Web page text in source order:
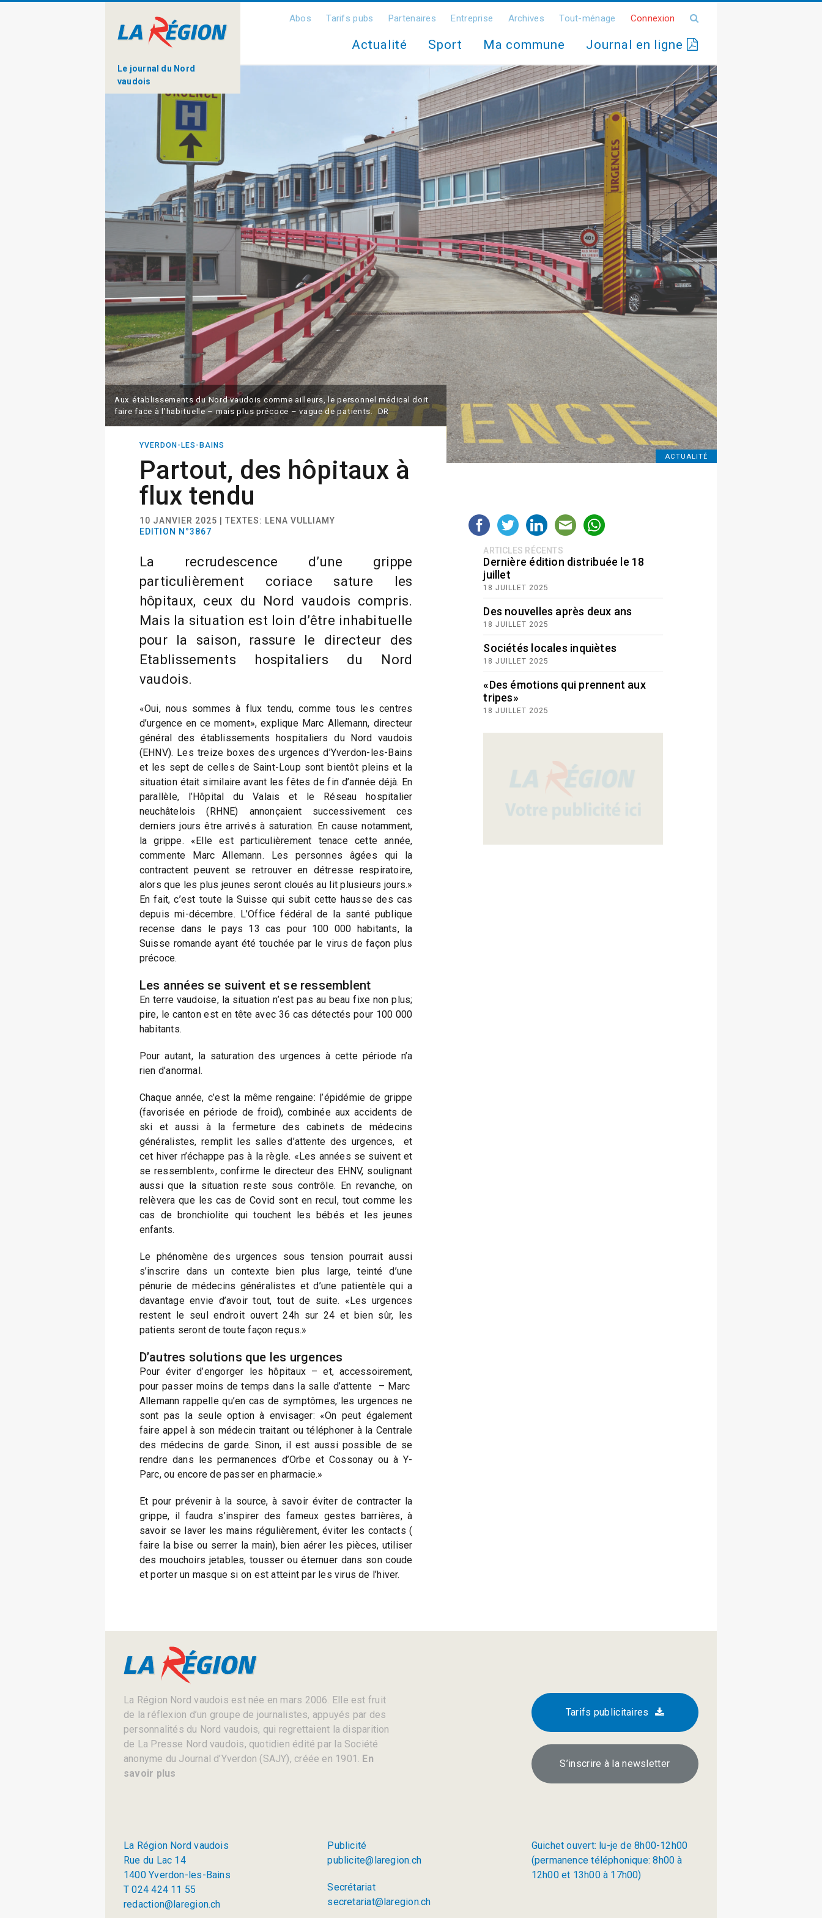
Le journal du Nord
vaudois
Abos Tarifs pubs Partenaires Entreprise Archives Tout-ménage Connexion
Actualité Sport Ma commune Journal en ligne
ACTUALITÉ
Aux établissements du Nord vaudois comme ailleurs, le personnel médical doit
faire face à l’habituelle – mais plus précoce – vague de patients. DR
YVERDON-LES-BAINS
Partout, des hôpitaux à
flux tendu
10 JANVIER 2025 | TEXTES: LENA VULLIAMY
EDITION N°3867
La recrudescence d’une grippe
particulièrement coriace sature les
hôpitaux, ceux du Nord vaudois compris.
Mais la situation est loin d’être inhabituelle
pour la saison, rassure le directeur des
Etablissements hospitaliers du Nord
vaudois.
«Oui, nous sommes à flux tendu, comme tous les centres
d’urgence en ce moment», explique Marc Allemann, directeur
général des établissements hospitaliers du Nord vaudois
(EHNV). Les treize boxes des urgences d’Yverdon-les-Bains
et les sept de celles de Saint-Loup sont bientôt pleins et la
situation était similaire avant les fêtes de fin d’année déjà. En
parallèle, l’Hôpital du Valais et le Réseau hospitalier
neuchâtelois (RHNE) annonçaient successivement ces
derniers jours être arrivés à saturation. En cause notamment,
la grippe. «Elle est particulièrement tenace cette année,
commente Marc Allemann. Les personnes âgées qui la
contractent peuvent se retrouver en détresse respiratoire,
alors que les plus jeunes seront cloués au lit plusieurs jours.»
En fait, c’est toute la Suisse qui subit cette hausse des cas
depuis mi-décembre. L’Office fédéral de la santé publique
recense dans le pays 13 cas pour 100 000 habitants, la
Suisse romande ayant été touchée par le virus de façon plus
précoce.
Les années se suivent et se ressemblent
En terre vaudoise, la situation n’est pas au beau fixe non plus;
pire, le canton est en tête avec 36 cas détectés pour 100 000
habitants.
Pour autant, la saturation des urgences à cette période n’a
rien d’anormal.
Chaque année, c’est la même rengaine: l’épidémie de grippe
(favorisée en période de froid), combinée aux accidents de
ski et aussi à la fermeture des cabinets de médecins
généralistes, remplit les salles d’attente des urgences, et
cet hiver n’échappe pas à la règle. «Les années se suivent et
se ressemblent», confirme le directeur des EHNV, soulignant
aussi que la situation reste sous contrôle. En revanche, on
relèvera que les cas de Covid sont en recul, tout comme les
cas de bronchiolite qui touchent les bébés et les jeunes
enfants.
Le phénomène des urgences sous tension pourrait aussi
s’inscrire dans un contexte bien plus large, teinté d’une
pénurie de médecins généralistes et d’une patientèle qui a
davantage envie d’avoir tout, tout de suite. «Les urgences
restent le seul endroit ouvert 24h sur 24 et bien sûr, les
patients seront de toute façon reçus.»
D’autres solutions que les urgences
Pour éviter d’engorger les hôpitaux – et, accessoirement,
pour passer moins de temps dans la salle d’attente – Marc
Allemann rappelle qu’en cas de symptômes, les urgences ne
sont pas la seule option à envisager: «On peut également
faire appel à son médecin traitant ou téléphoner à la Centrale
des médecins de garde. Sinon, il est aussi possible de se
rendre dans les permanences d’Orbe et Cossonay ou à Y-
Parc, ou encore de passer en pharmacie.»
Et pour prévenir à la source, à savoir éviter de contracter la
grippe, il faudra s’inspirer des fameux gestes barrières, à
savoir se laver les mains régulièrement, éviter les contacts (
faire la bise ou serrer la main), bien aérer les pièces, utiliser
des mouchoirs jetables, tousser ou éternuer dans son coude
et porter un masque si on est atteint par les virus de l’hiver.
ARTICLES RÉCENTS
Dernière édition distribuée le 18
juillet
18 JUILLET 2025
Des nouvelles après deux ans
18 JUILLET 2025
Sociétés locales inquiètes
18 JUILLET 2025
«Des émotions qui prennent aux
tripes»
18 JUILLET 2025
La Région Nord vaudois est née en mars 2006. Elle est fruit
de la réflexion d’un groupe de journalistes, appuyés par des
personnalités du Nord vaudois, qui regrettaient la disparition
de La Presse Nord vaudois, quotidien édité par la Société
anonyme du Journal d’Yverdon (SAJY), créée en 1901. En
savoir plus
Tarifs publicitaires
S’inscrire à la newsletter
La Région Nord vaudois
Rue du Lac 14
1400 Yverdon-les-Bains
T 024 424 11 55
redaction@laregion.ch
Publicité
publicite@laregion.ch
Secrétariat
secretariat@laregion.ch
Guichet ouvert: lu-je de 8h00-12h00
(permanence téléphonique: 8h00 à
12h00 et 13h00 à 17h00)